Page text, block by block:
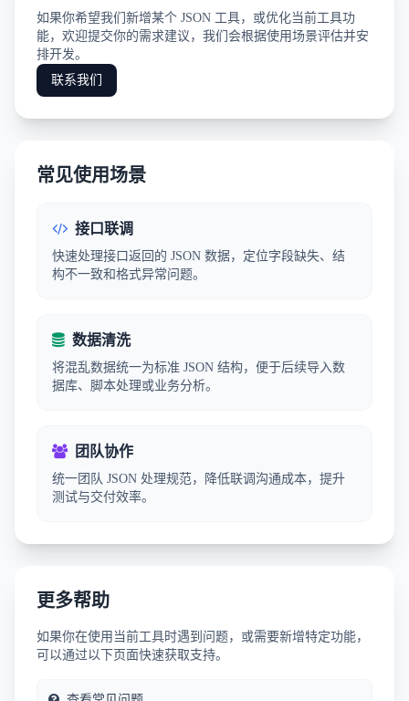
如果你希望我们新增某个 JSON 工具，或优化当前工具功
能，欢迎提交你的需求建议，我们会根据使用场景评估并安
排开发。
联系我们
常见使用场景
接口联调
快速处理接口返回的 JSON 数据，定位字段缺失、结
构不一致和格式异常问题。
数据清洗
将混乱数据统一为标准 JSON 结构，便于后续导入数
据库、脚本处理或业务分析。
团队协作
统一团队 JSON 处理规范，降低联调沟通成本，提升
测试与交付效率。
更多帮助
如果你在使用当前工具时遇到问题，或需要新增特定功能，
可以通过以下页面快速获取支持。